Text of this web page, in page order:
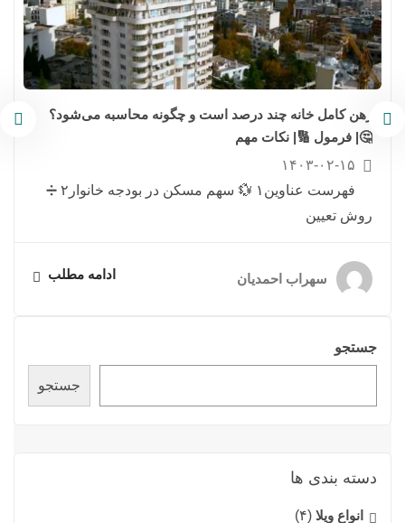
جستجو
جستجو
دسته بندی ها
انواع ویلا (۴)
رهن کامل خانه چند درصد است و چگونه محاسبه می‌شود؟
🤔| فرمول 🔢| نکات مهم
۱۴۰۳-۰۲-۱۵
فهرست عناوین۱ 💱 سهم مسکن در بودجه خانوار۲ ➗
روش تعیین
سهراب احمدیان ادامه مطلب